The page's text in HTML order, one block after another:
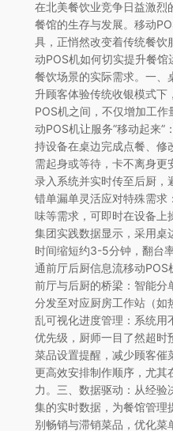
在北美餐饮业竞争日益激烈
餐馆的生存与发展。移动
具，正悄然改变着传统餐饮
动POS机如何切实提升餐馆
餐饮场景的实际需求。一、
升顾客体验传统收银模式下
POS机之间，不仅增加工
动POS机让服务”移动起来”
持设备在桌边完成点餐、修
需起身或等待，卡不离身
录入系统并实时传至后厨，
错单漏单灵活应对特殊需求
味等需求，可即时在设备上
集团实践数据显示，采用桌
时间缩短约3-5分钟，翻台
通前厅后厨信息流移动
前厅与后厨的桥梁：智能分
分发至对应厨房工作站（如
乱可视化进度管理：系统用
优先级，厨师一目了然超时
菜品设置提醒，减少顾客催
更高效安排制作顺序，尤其
力。三、数据驱动：从经验
集的实时数据，为餐馆管理
别畅销与滞销菜品，优化菜